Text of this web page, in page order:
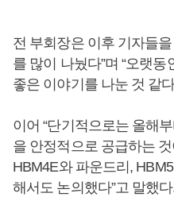
전 부회장은 이후 기자들을
를 많이 나눴다”며 “오랫
좋은 이야기를 나눈 것 같
이어 “단기적으로는 올해
을 안정적으로 공급하는
HBM4E와 파운드리,
해서도 논의했다”고 말했